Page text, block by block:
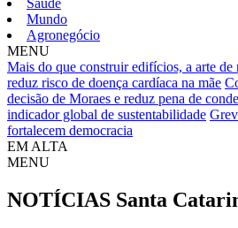
Mundo
Agronegócio
MENU
Mais do que construir edifícios, a arte de
reduz risco de doença cardíaca na mãe
decisão de Moraes e reduz pena de
indicador global de sustentabilidade
fortalecem democracia
EM ALTA
MENU
NOTÍCIAS Santa